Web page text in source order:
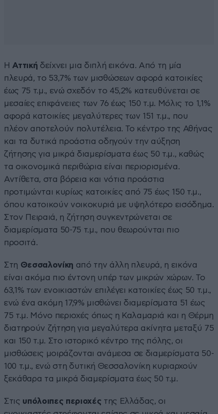
Η Αττική δείχνει μια διπλή εικόνα. Από τη μία
πλευρά, το 53,7% των μισθώσεων αφορά κατοικίες
έως 75 τ.μ., ενώ σχεδόν το 45,2% κατευθύνεται σε
μεσαίες επιφάνειες των 76 έως 150 τ.μ. Μόλις το 1,1%
αφορά κατοικίες μεγαλύτερες των 151 τ.μ., που
πλέον αποτελούν πολυτέλεια. Το κέντρο της Αθήνας
και τα δυτικά προάστια οδηγούν την αύξηση
ζήτησης για μικρά διαμερίσματα έως 50 τ.μ., καθώς
τα οικονομικά περιθώρια είναι περιορισμένα.
Αντίθετα, στα βόρεια και νότια προάστια
προτιμώνται κυρίως κατοικίες από 75 έως 150 τ.μ.,
όπου κατοικούν νοικοκυριά με υψηλότερο εισόδημα.
Στον Πειραιά, η ζήτηση συγκεντρώνεται σε
διαμερίσματα 50-75 τ.μ., που θεωρούνται πιο
προσιτά.
Στη Θεσσαλονίκη από την άλλη πλευρά, η εικόνα
είναι ακόμα πιο έντονη υπέρ των μικρών χώρων. Το
63,1% των ενοικιαστών επιλέγει κατοικίες έως 50 τ.μ.,
ενώ ένα ακόμη 17,9% μισθώνει διαμερίσματα 51 έως
75 τ.μ. Μόνο περιοχές όπως η Καλαμαριά και η Θέρμη
διατηρούν ζήτηση για μεγαλύτερα ακίνητα μεταξύ 75
και 150 τ.μ. Στο ιστορικό κέντρο της πόλης, οι
μισθώσεις μοιράζονται ανάμεσα σε διαμερίσματα 50-
100 τ.μ., ενώ στη δυτική Θεσσαλονίκη κυριαρχούν
ξεκάθαρα τα μικρά διαμερίσματα έως 50 τ.μ.
Στις υπόλοιπες περιοχές της Ελλάδας, οι